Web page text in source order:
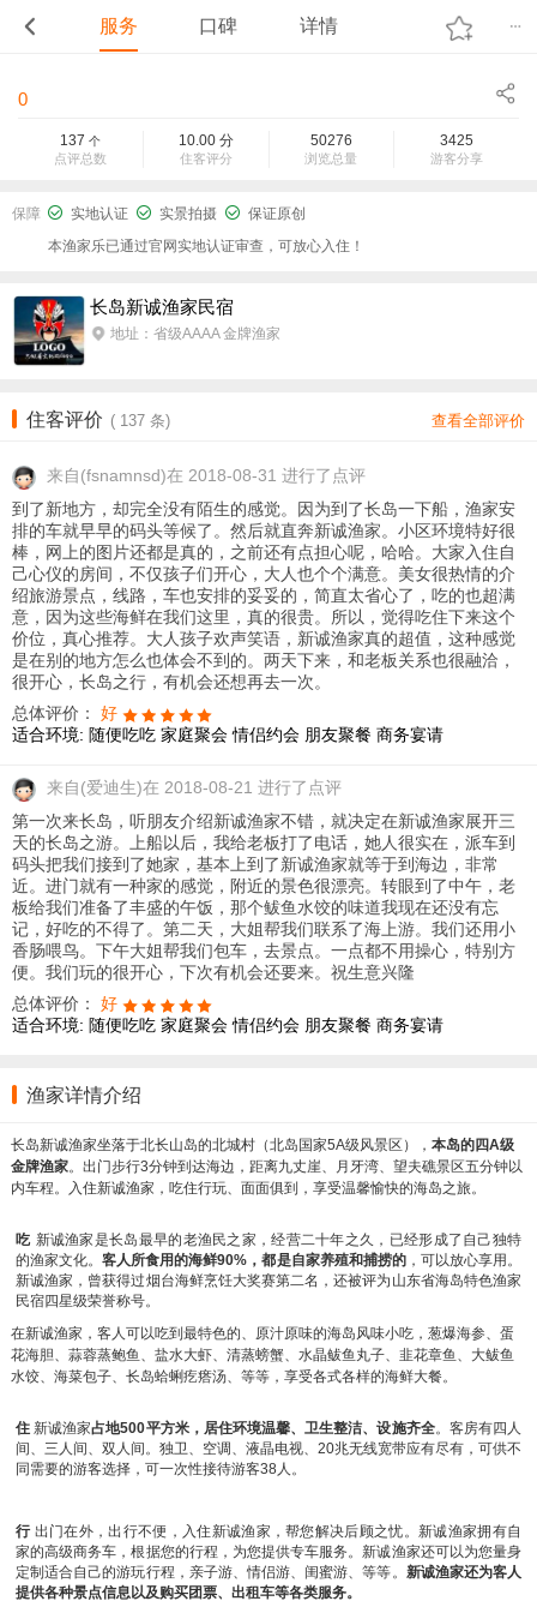
服务 口碑 详情
0
137 个
点评总数
10.00 分
住客评分
50276
浏览总量
3425
游客分享
保障 实地认证 实景拍摄
保证原创
本渔家乐已通过官网实地认证审查，可放心入住！
长岛新诚渔家民宿
地址：省级AAAA 金牌渔家
住客评价 ( 137 条) 查看全部评价
来自(fsnamnsd)在 2018-08-31 进行了点评
到了新地方，却完全没有陌生的感觉。因为到了长岛一下船，渔家安
排的车就早早的码头等候了。然后就直奔新诚渔家。小区环境特好很
棒，网上的图片还都是真的，之前还有点担心呢，哈哈。大家入住自
己心仪的房间，不仅孩子们开心，大人也个个满意。美女很热情的介
绍旅游景点，线路，车也安排的妥妥的，简直太省心了，吃的也超满
意，因为这些海鲜在我们这里，真的很贵。所以，觉得吃住下来这个
价位，真心推荐。大人孩子欢声笑语，新诚渔家真的超值，这种感觉
是在别的地方怎么也体会不到的。两天下来，和老板关系也很融洽，
很开心，长岛之行，有机会还想再去一次。
总体评价： 好
适合环境: 随便吃吃 家庭聚会 情侣约会 朋友聚餐 商务宴请
来自(爱迪生)在 2018-08-21 进行了点评
第一次来长岛，听朋友介绍新诚渔家不错，就决定在新诚渔家展开三
天的长岛之游。上船以后，我给老板打了电话，她人很实在，派车到
码头把我们接到了她家，基本上到了新诚渔家就等于到海边，非常
近。进门就有一种家的感觉，附近的景色很漂亮。转眼到了中午，老
板给我们准备了丰盛的午饭，那个鲅鱼水饺的味道我现在还没有忘
记，好吃的不得了。第二天，大姐帮我们联系了海上游。我们还用小
香肠喂鸟。下午大姐帮我们包车，去景点。一点都不用操心，特别方
便。我们玩的很开心，下次有机会还要来。祝生意兴隆
总体评价： 好
适合环境: 随便吃吃 家庭聚会 情侣约会 朋友聚餐 商务宴请
渔家详情介绍
长岛新诚渔家坐落于北长山岛的北城村（北岛国家5A级风景区）， 本岛的四A级
金牌渔家。出门步行3分钟到达海边，距离九丈崖、月牙湾、望夫礁景区五分钟以
内车程。入住新诚渔家，吃住行玩、面面俱到，享受温馨愉快的海岛之旅。
吃 新诚渔家是长岛最早的老渔民之家，经营二十年之久，已经形成了自己独特
的渔家文化。客人所食用的海鲜90%，都是自家养殖和捕捞的，可以放心享用。
新诚渔家，曾获得过烟台海鲜烹饪大奖赛第二名，还被评为山东省海岛特色渔家
民宿四星级荣誉称号。
在新诚渔家，客人可以吃到最特色的、原汁原味的海岛风味小吃，葱爆海参、蛋
花海胆、蒜蓉蒸鲍鱼、盐水大虾、清蒸螃蟹、水晶鲅鱼丸子、韭花章鱼、大鲅鱼
水饺、海菜包子、长岛蛤蜊疙瘩汤、等等，享受各式各样的海鲜大餐。
住 新诚渔家占地500平方米，居住环境温馨、卫生整洁、设施齐全。客房有四人
间、三人间、双人间。独卫、空调、液晶电视、20兆无线宽带应有尽有，可供不
同需要的游客选择，可一次性接待游客38人。
行出门在外，出行不便，入住新诚渔家，帮您解决后顾之忧。新诚渔家拥有自
家的高级商务车，根据您的行程，为您提供专车服务。新诚渔家还可以为您量身
定制适合自己的游玩行程，亲子游、情侣游、闺蜜游、等等。 新诚渔家还为客人
提供各种景点信息以及购买团票、出租车等各类服务。